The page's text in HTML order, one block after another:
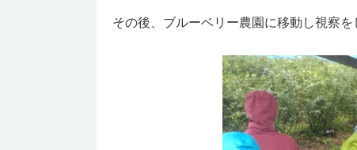
その後、ブルーベリー農園に移動し視察を